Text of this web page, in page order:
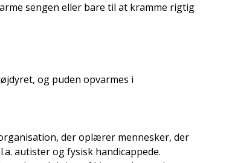
sengen eller bare til at kramme rigtig
og puden opvarmes i
der oplærer mennesker, der
autister og fysisk handicappede.